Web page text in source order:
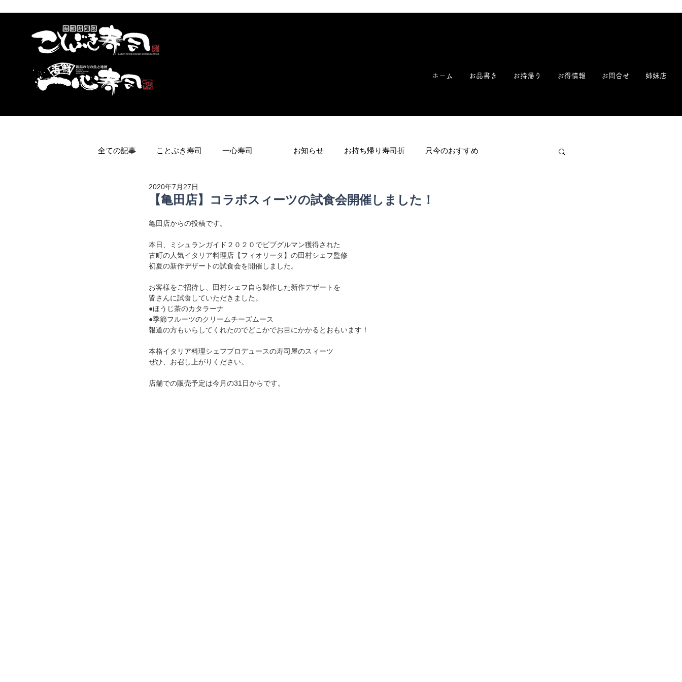
ホーム お品書き お持帰り お得情報 お問合せ 姉妹店
全ての記事 ことぶき寿司 一心寿司 お知らせ お持ち帰り寿司折 只今のおすすめ
【亀田店】コラボスィーツの試食会開催しました！
2020年7月27日
亀田店からの投稿です。
本日、ミシュランガイド２０２０でビブグルマン獲得された
古町の人気イタリア料理店【フィオリータ】の田村シェフ監修
初夏の新作デザートの試食会を開催しました。
お客様をご招待し、田村シェフ自ら製作した新作デザートを
皆さんに試食していただきました。
●ほうじ茶のカタラーナ
●季節フルーツのクリームチーズムース
報道の方もいらしてくれたのでどこかでお目にかかるとおもいます！
本格イタリア料理シェフプロデュースの寿司屋のスィーツ
ぜひ、お召し上がりください。
店舗での販売予定は今月の31日からです。